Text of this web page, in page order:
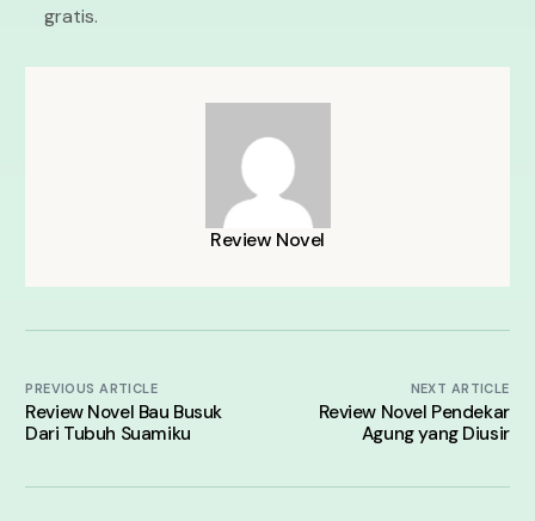
gratis.
Review Novel
PREVIOUS ARTICLE
Review Novel Bau Busuk
Dari Tubuh Suamiku
NEXT ARTICLE
Review Novel Pendekar
Agung yang Diusir